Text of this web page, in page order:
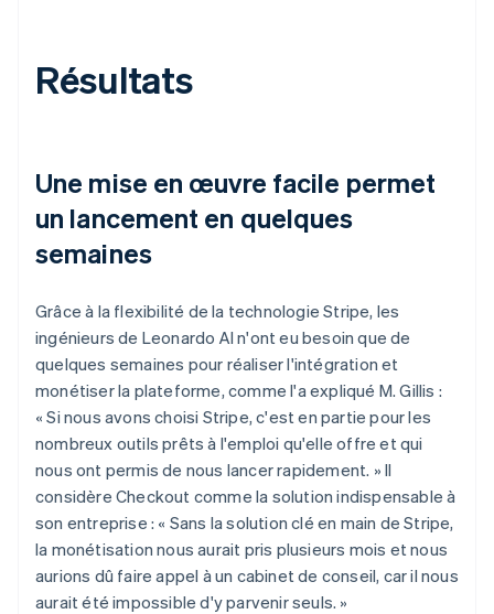
Résultats
Une mise en œuvre facile permet
un lancement en quelques
semaines
Grâce à la flexibilité de la technologie Stripe, les
ingénieurs de Leonardo AI n'ont eu besoin que de
quelques semaines pour réaliser l'intégration et
monétiser la plateforme, comme l'a expliqué M. Gillis :
« Si nous avons choisi Stripe, c'est en partie pour les
nombreux outils prêts à l'emploi qu'elle offre et qui
nous ont permis de nous lancer rapidement. » Il
considère Checkout comme la solution indispensable à
son entreprise : « Sans la solution clé en main de Stripe,
la monétisation nous aurait pris plusieurs mois et nous
aurions dû faire appel à un cabinet de conseil, car il nous
aurait été impossible d'y parvenir seuls. »